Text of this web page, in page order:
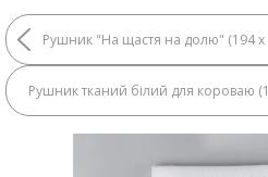
Рушник "На щастя на долю" (194 х
Рушник тканий білий для короваю